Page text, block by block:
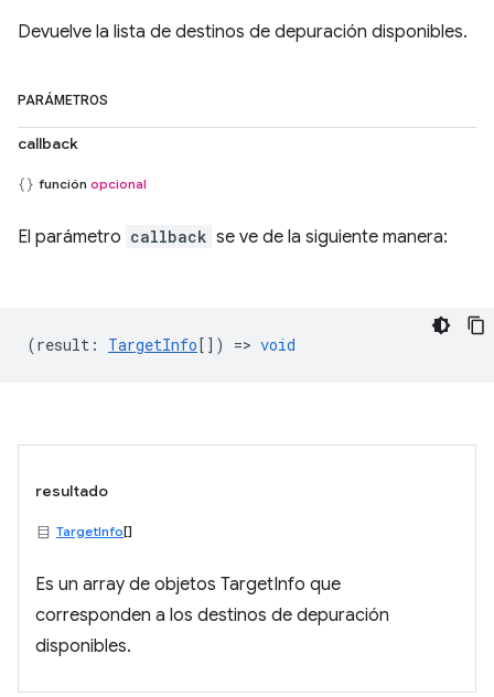
Devuelve la lista de destinos de depuración disponibles.
PARÁMETROS
callback
función opcional
El parámetro callback se ve de la siguiente manera:
(result : TargetInfo[]) => void
resultado
TargetInfo[]
Es un array de objetos TargetInfo que
corresponden a los destinos de depuración
disponibles.